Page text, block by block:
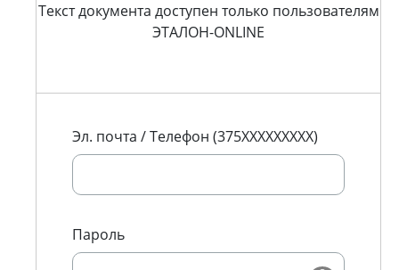
Текст документа доступен только пользователям
ЭТАЛОН-ONLINE
Эл. почта / Телефон (375XXXXXXXXX)
Пароль